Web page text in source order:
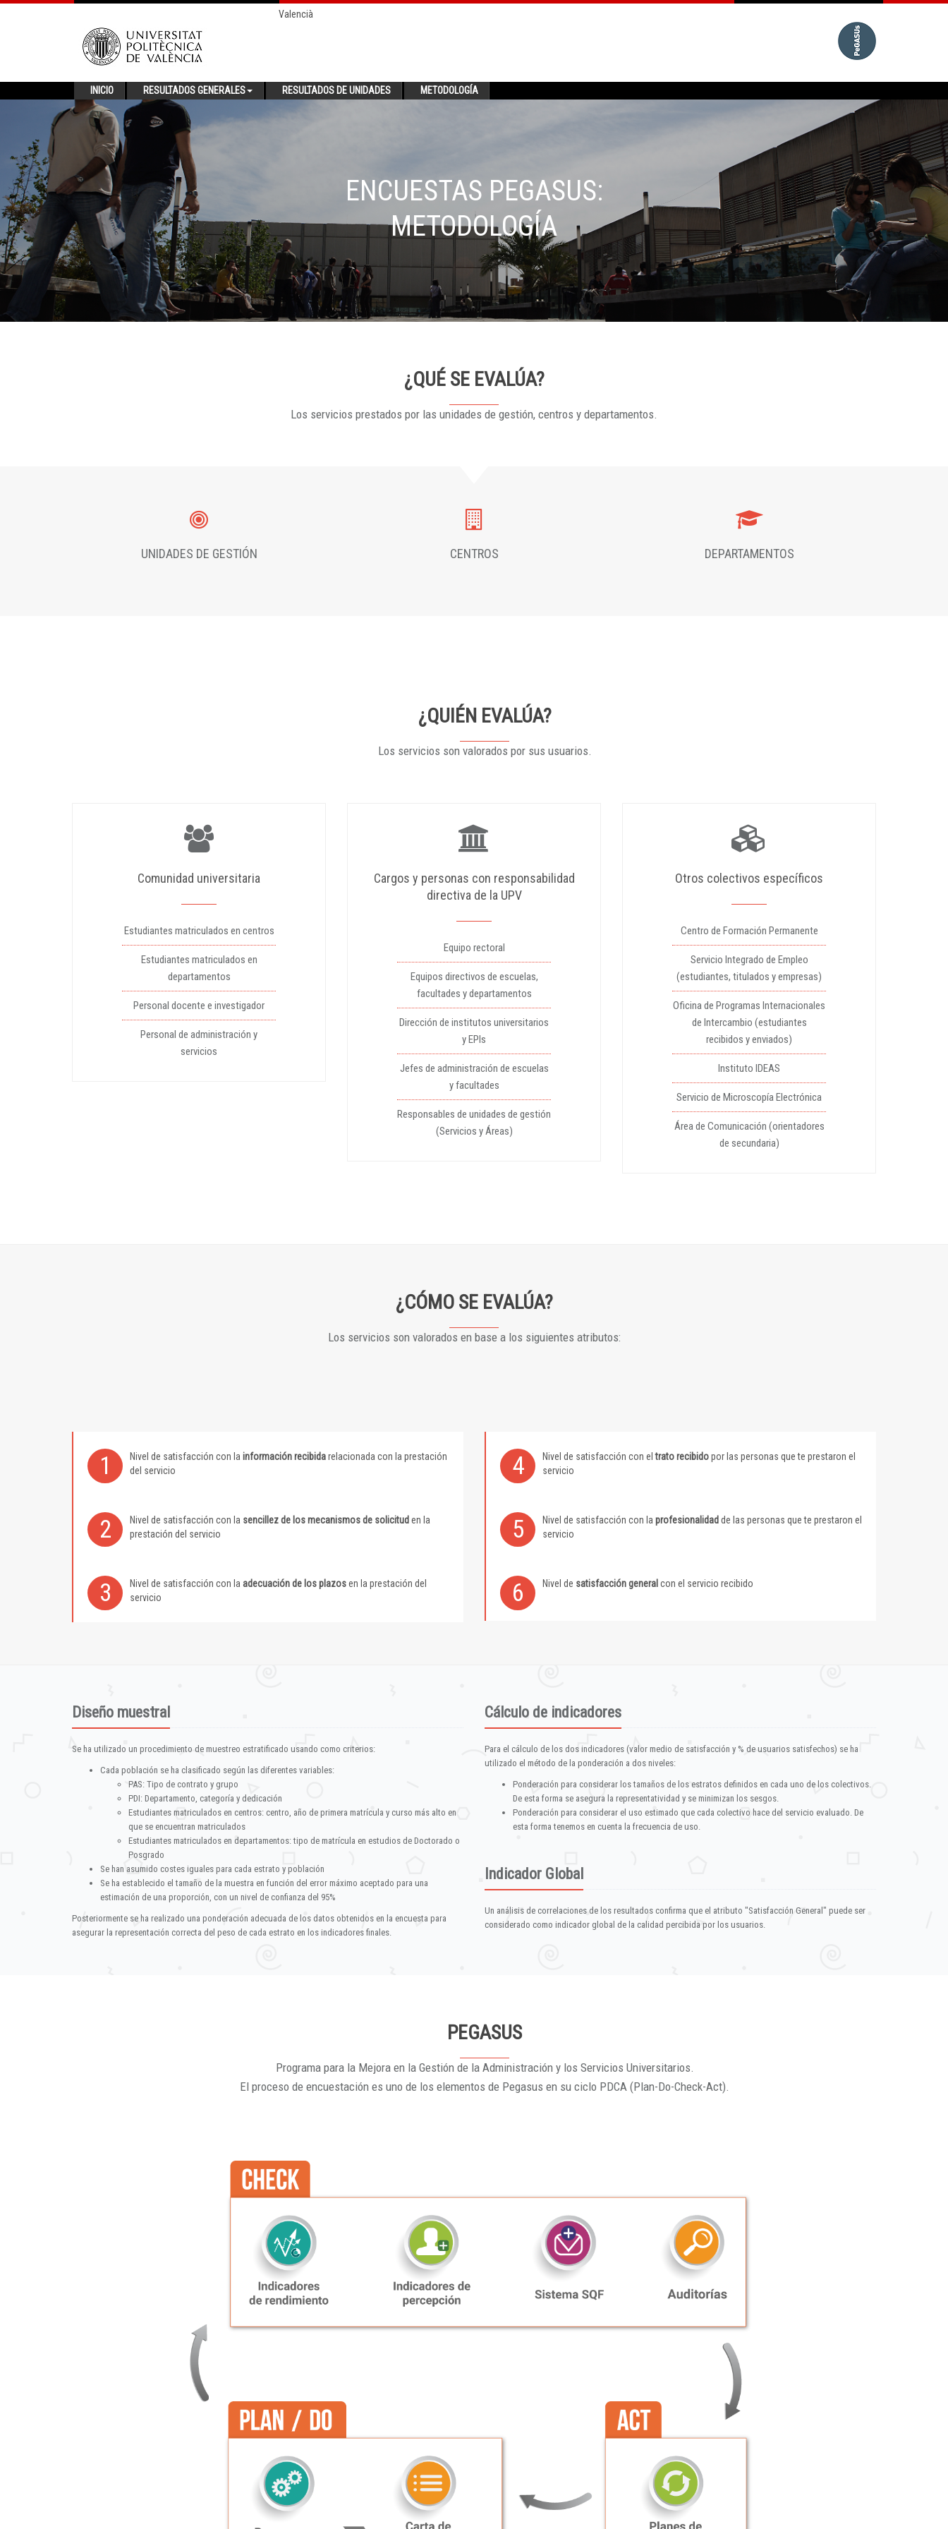
Valencià
INICIO RESULTADOS GENERALES RESULTADOS DE UNIDADES METODOLOGÍA
ENCUESTAS PEGASUS:
METODOLOGÍA
¿QUÉ SE EVALÚA?
Los servicios prestados por las unidades de gestión, centros y departamentos.
UNIDADES DE GESTIÓN CENTROS DEPARTAMENTOS
¿QUIÉN EVALÚA?
Los servicios son valorados por sus usuarios.
Comunidad universitaria
Estudiantes matriculados en centros
Estudiantes matriculados en
departamentos
Personal docente e investigador
Personal de administración y
servicios
Cargos y personas con responsabilidad
directiva de la UPV
Equipo rectoral
Equipos directivos de escuelas,
facultades y departamentos
Dirección de institutos universitarios
y EPIs
Jefes de administración de escuelas
y facultades
Responsables de unidades de gestión
(Servicios y Áreas)
Otros colectivos específicos
Centro de Formación Permanente
Servicio Integrado de Empleo
(estudiantes, titulados y empresas)
Oficina de Programas Internacionales
de Intercambio (estudiantes
recibidos y enviados)
Instituto IDEAS
Servicio de Microscopía Electrónica
Área de Comunicación (orientadores
de secundaria)
¿CÓMO SE EVALÚA?
Los servicios son valorados en base a los siguientes atributos:
1 Nivel de satisfacción con la información recibidarelacionada con la prestación
del servicio
4 Nivel de satisfacción con eltrato recibidopor las personas que te prestaron el
servicio
2 Nivel de satisfacción con la sencillez de los mecanismos de solicitud en la
prestación del servicio
5 Nivel de satisfacción con la profesionalidad de las personas que te prestaron el
servicio
3 Nivel de satisfacción con la adecuación de los plazosen la prestación del
servicio
6 Nivel de satisfacción general con el servicio recibido
Diseño muestral
Se ha utilizado un procedimiento de muestreo estratificado usando como criterios:
Cada población se ha clasificado según las diferentes variables:
PAS: Tipo de contrato y grupo
PDI: Departamento, categoría y dedicación
Estudiantes matriculados en centros: centro, año de primera matrícula y curso más alto en
que se encuentran matriculados
Estudiantes matriculados en departamentos: tipo de matrícula en estudios de Doctorado o
Posgrado
Se han asumido costes iguales para cada estrato y población
Se ha establecido el tamaño de la muestra en función del error máximo aceptado para una
estimación de una proporción, con un nivel de confianza del 95%
Posteriormente se ha realizado una ponderación adecuada de los datos obtenidos en la encuesta para
asegurar la representación correcta del peso de cada estrato en los indicadores finales.
Cálculo de indicadores
Para el cálculo de los dos indicadores (valor medio de satisfacción y % de usuarios satisfechos) se ha
utilizado el método de la ponderación a dos niveles:
Ponderación para considerar los tamaños de los estratos definidos en cada uno de los colectivos.
De esta forma se asegura la representatividad y se minimizan los sesgos.
Ponderación para considerar el uso estimado que cada colectivo hace del servicio evaluado. De
esta forma tenemos en cuenta la frecuencia de uso.
Indicador Global
Un análisis de correlaciones de los resultados confirma que el atributo "Satisfacción General" puede ser
considerado como indicador global de la calidad percibida por los usuarios.
PEGASUS
Programa para la Mejora en la Gestión de la Administración y los Servicios Universitarios.
El proceso de encuestación es uno de los elementos de Pegasus en su ciclo PDCA (Plan-Do-Check-Act).